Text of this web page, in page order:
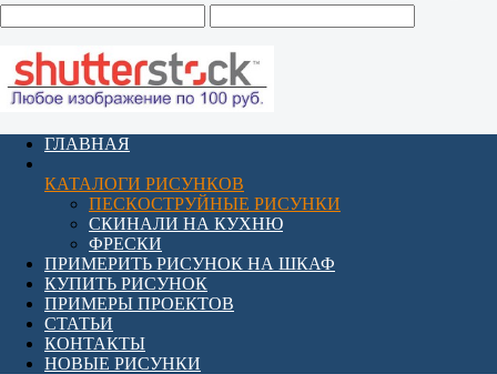
ГЛАВНАЯ
КАТАЛОГИ РИСУНКОВ
ПЕСКОСТРУЙНЫЕ РИСУНКИ
СКИНАЛИ НА КУХНЮ
ФРЕСКИ
ПРИМЕРИТЬ РИСУНОК НА ШКАФ
КУПИТЬ РИСУНОК
ПРИМЕРЫ ПРОЕКТОВ
СТАТЬИ
КОНТАКТЫ
НОВЫЕ РИСУНКИ